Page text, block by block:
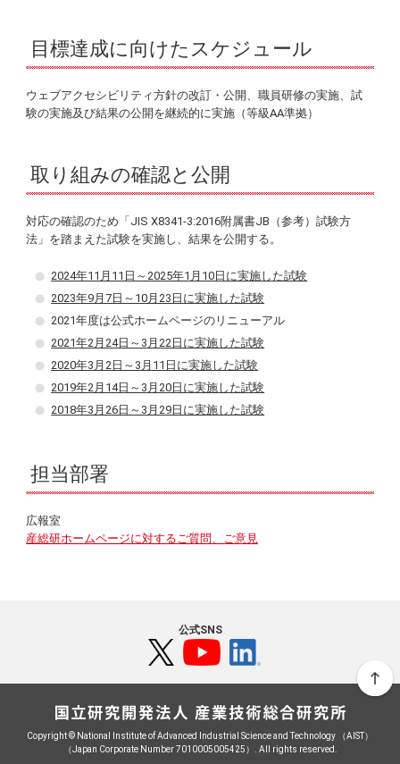
目標達成に向けたスケジュール
ウェブアクセシビリティ方針の改訂・公開、職員研修の実施、試
験の実施及び結果の公開を継続的に実施（等級AA準拠）
取り組みの確認と公開
対応の確認のため「JIS X8341-3:2016附属書JB（参考）試験方
法」を踏まえた試験を実施し、結果を公開する。
2024年11月11日～2025年1月10日に実施した試験
2023年9月7日～10月23日に実施した試験
2021年度は公式ホームページのリニューアル
2021年2月24日～3月22日に実施した試験
2020年3月2日～3月11日に実施した試験
2019年2月14日～3月20日に実施した試験
2018年3月26日～3月29日に実施した試験
担当部署
広報室
産総研ホームページに対するご質問、ご意見
公式SNS
Copyright © National Institute of Advanced Industrial Science and Technology （AIST）
（Japan Corporate Number 7010005005425）. All rights reserved.